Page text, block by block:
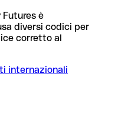
Futures è
diversi codici per
corretto al
internazionali